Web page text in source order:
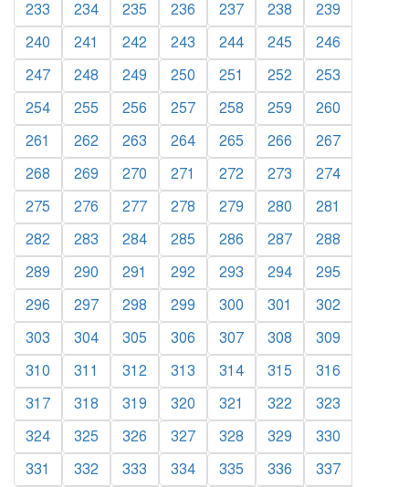
233
234 235 236 237 238
239
240
241 242 243 244 245
246
247
248 249 250 251 252
253
254
255 256 257 258 259
260
261
262 263 264 265 266
267
268
269 270 271 272 273
274
275
276 277 278 279 280
281
282
283 284 285 286 287
288
289
290 291 292 293 294
295
296
297 298 299 300 301
302
303
304 305 306 307 308
309
310
311 312 313 314 315
316
317
318 319 320 321 322
323
324
325 326 327 328 329
330
331
332 333 334 335 336
337